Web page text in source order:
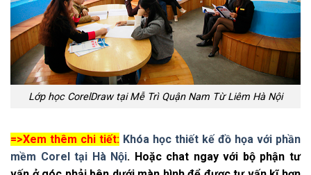
Lớp học CorelDraw tại Mễ Trì Quận Nam Từ Liêm Hà Nội
=>Xem thêm chi tiết: Khóa học thiết kế đồ họa với phần
mềm Corel tại Hà Nội. Hoặc chat ngay với bộ phận tư